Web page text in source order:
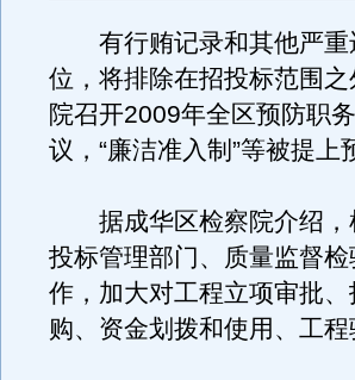
有行贿记录和其他严重
位，将排除在招投标范围
院召开2009年全区预防职
议，“廉洁准入制”等被提
据成华区检察院介绍，
投标管理部门、质量监督
作，加大对工程立项审批
购、资金划拨和使用、工